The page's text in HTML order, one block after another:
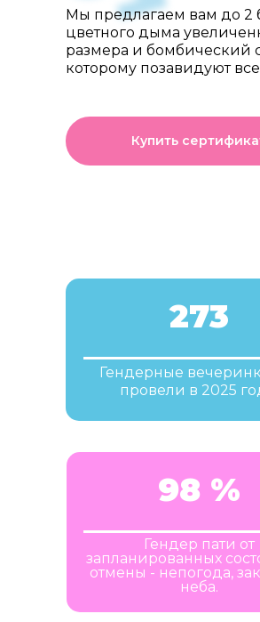
Мы предлагаем вам до 2
цветного дыма
размера и бомбический
которому позавидуют
Купить
273
Гендерные
провели в 2025
98 %
Гендер пати от
запланированных
отмены - непогода,
неба.